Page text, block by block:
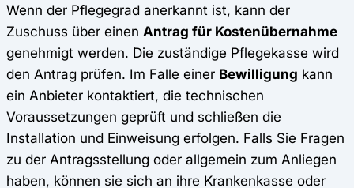
Wenn der Pflegegrad anerkannt ist, kann der
Zuschuss über einen Antrag für Kostenübernahme
genehmigt werden. Die zuständige Pflegekasse wird
den Antrag prüfen. Im Falle einer Bewilligung kann
ein Anbieter kontaktiert, die technischen
Voraussetzungen geprüft und schließen die
Installation und Einweisung erfolgen. Falls Sie Fragen
zu der Antragsstellung oder allgemein zum Anliegen
haben, können sie sich an ihre Krankenkasse oder